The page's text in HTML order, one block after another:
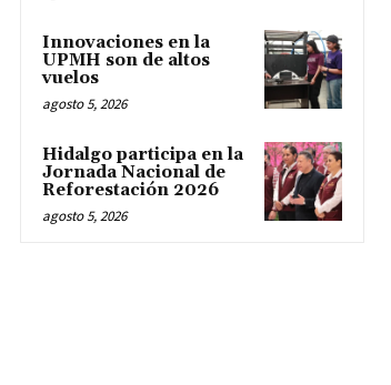
Innovaciones en la
UPMH son de altos
vuelos
agosto 5, 2026
Hidalgo participa en la
Jornada Nacional de
Reforestación 2026
agosto 5, 2026